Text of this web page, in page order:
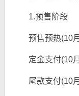
1.预售阶段
预售预热(10
定金支付(10
尾款支付(10